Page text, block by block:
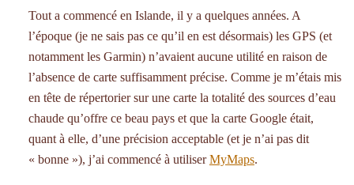
Tout a commencé en Islande, il y a quelques années. A
l’époque (je ne sais pas ce qu’il en est désormais) les GPS (et
notamment les Garmin) n’avaient aucune utilité en raison de
l’absence de carte suffisamment précise. Comme je m’étais mis
en tête de répertorier sur une carte la totalité des sources d’eau
chaude qu’offre ce beau pays et que la carte Google était,
quant à elle, d’une précision acceptable (et je n’ai pas dit
« bonne »), j’ai commencé à utiliserMyMaps.